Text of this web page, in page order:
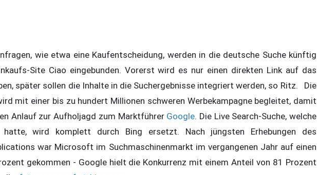
wie etwa eine Kaufentscheidung, werden in die deutsche Suche künftig
Site Ciao eingebunden. Vorerst wird es nur einen direkten Link auf das
später sollen die Inhalte in die Suchergebnisse integriert werden, so Ritz. Die
mit einer bis zu hundert Millionen schweren Werbekampagne begleitet, damit
Anlauf zur Aufholjagd zum Marktführer Google. Die Live Search-Suche, welche
wird komplett durch Bing ersetzt. Nach jüngsten Erhebungen des
war Microsoft im Suchmaschinenmarkt im vergangenen Jahr auf einen
gekommen - Google hielt die Konkurrenz mit einem Anteil von 81 Prozent